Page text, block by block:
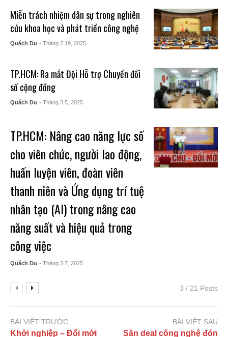
Miễn trách nhiệm dân sự trong nghiên
cứu khoa học và phát triển công nghệ
Quách Du - Tháng 2 19, 2025
TP.HCM: Ra mắt Đội Hỗ trợ Chuyển đổi
số cộng đồng
Quách Du - Tháng 3 5, 2025
TP.HCM: Nâng cao năng lực số
cho viên chức, người lao động,
huấn luyện viên, đoàn viên
thanh niên và Ứng dụng trí tuệ
nhân tạo (AI) trong nâng cao
năng suất và hiệu quả trong
công việc
Quách Du - Tháng 3 7, 2025
3 / 21 Posts
BÀI VIẾT TRƯỚC
Khởi nghiệp – Đổi mới
BÀI VIẾT SAU
Săn deal công nghệ đón